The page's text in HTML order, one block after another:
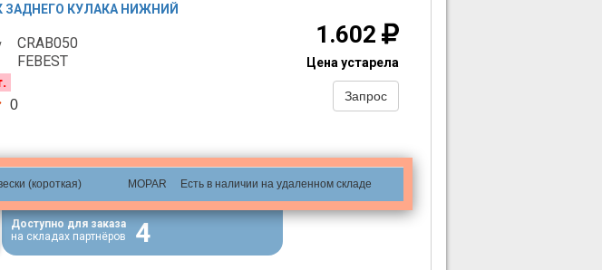
ЗАДНЕГО КУЛАКА НИЖНИЙ
CRAB050
FEBEST
0
1.602
Цена устарела
Запрос
(короткая) MOPAR Есть в наличии на удаленном складе
Доступно для заказа
на складах партнёров
4